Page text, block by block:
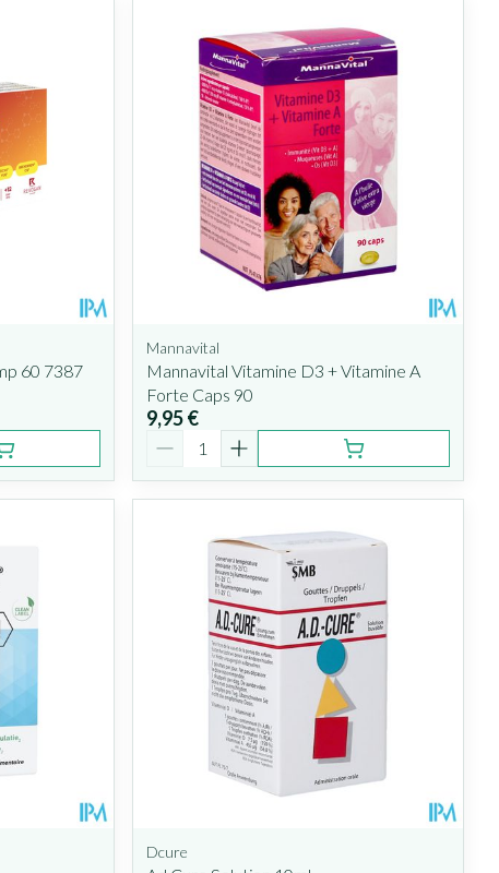
60 7387
Mannavital
Mannavital Vitamine D3 + Vitamine A
Forte Caps 90
9,95 €
Quantité
Dcure